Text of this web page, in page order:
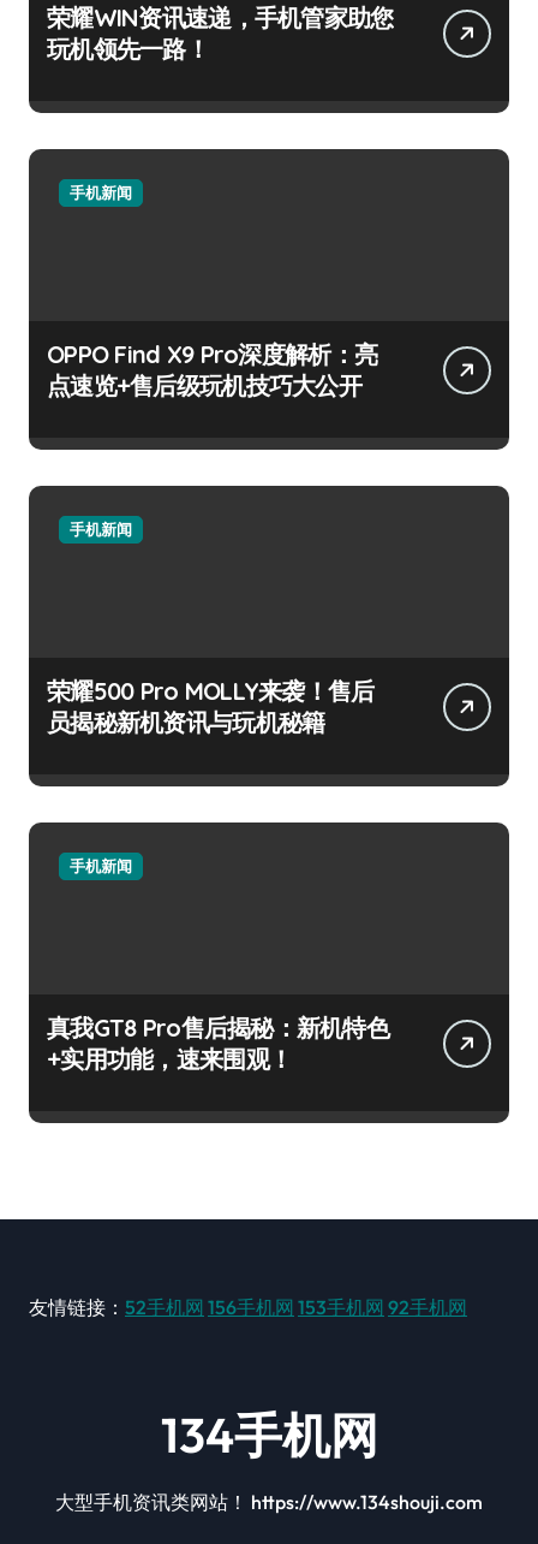
荣耀WIN资讯速递，手机管家助您
玩机领先一路！
手机新闻
OPPO Find X9 Pro深度解析：亮
点速览+售后级玩机技巧大公开
手机新闻
荣耀500 Pro MOLLY来袭！售后
员揭秘新机资讯与玩机秘籍
手机新闻
真我GT8 Pro售后揭秘：新机特色
+实用功能，速来围观！
友情链接： 52手机网 156手机网 153手机网 92手机网
134手机网
大型手机资讯类网站！ https://www.134shouji.com